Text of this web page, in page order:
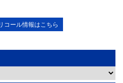
コール情報はこちら